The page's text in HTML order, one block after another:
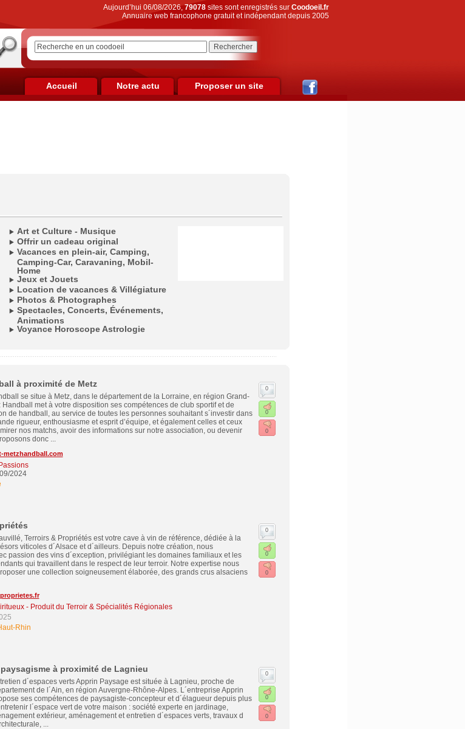
Aujourd’hui 06/08/2026,79078sites sont enregistrés sur Coodoeil.fr
Annuaire web francophone gratuit et indépendant depuis 2005
Accueil Notre actu Proposer un site
Art et Culture - Musique
Offrir un cadeau original
Vacances en plein-air, Camping,
Camping-Car, Caravaning, Mobil-
Home
Jeux et Jouets
Location de vacances & Villégiature
Photos & Photographes
Spectacles, Concerts, Événements,
Animations
Voyance Horoscope Astrologie
à proximité de Metz
se situe à Metz, dans le département de la Lorraine, en région Grand-
Handball met à votre disposition ses compétences de club sportif et de
de handball, au service de toutes les personnes souhaitant s´investir dans
rigueur, enthousiasme et esprit d’équipe, et également celles et ceux
nos matchs, avoir des informations sur notre association, ou devenir
donc ...
metzhandball.com
2024
0
0
0
Terroirs & Propriétés est votre cave à vin de référence, dédiée à la
viticoles d´Alsace et d´ailleurs. Depuis notre création, nous
passion des vins d´exception, privilégiant les domaines familiaux et les
qui travaillent dans le respect de leur terroir. Notre expertise nous
une collection soigneusement élaborée, des grands crus alsaciens
- Produit du Terroir & Spécialités Régionales
Rhin
0
0
0
à proximité de Lagnieu
d´espaces verts Apprin Paysage est située à Lagnieu, proche de
de l´Ain, en région Auvergne-Rhône-Alpes. L´entreprise Apprin
ses compétences de paysagiste-concepteur et d´élagueur depuis plus
l´espace vert de votre maison : société experte en jardinage,
extérieur, aménagement et entretien d´espaces verts, travaux d
...
0
0
0